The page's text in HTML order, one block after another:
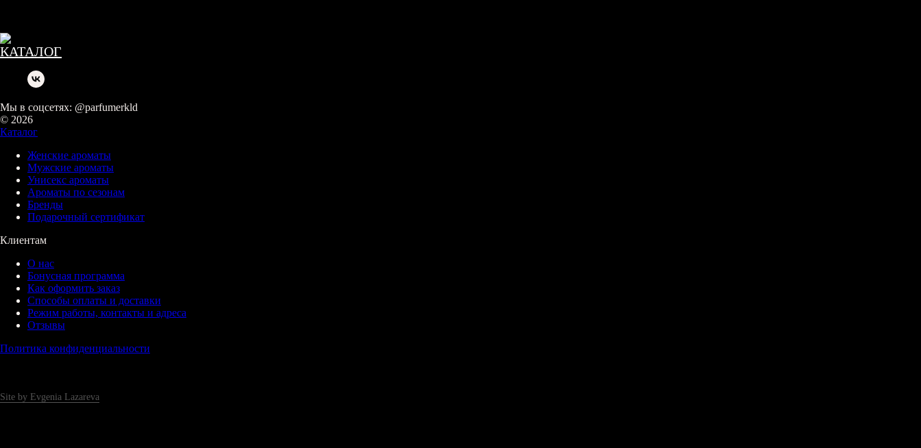
Мы в соцсетях: @parfumerkld
© 2026
Каталог
Женские ароматы
Мужские ароматы
Унисекс ароматы
Ароматы по сезонам
Бренды
Подарочный сертификат
Клиентам
О нас
Бонусная программа
Как оформить заказ
Способы оплаты и доставки
Режим работы, контакты и адреса
Отзывы
Политика конфиденциальности
Site by Evgenia Lazareva